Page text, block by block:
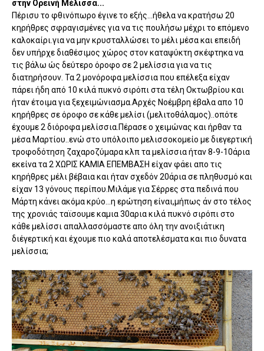
στην Ορεινή Μέλισσα...
Πέρισυ το φθινόπωρο έγινε το εξής...ήθελα να κρατήσω 20
κηρήθρες σφραγισμένες για να τις πουλήσω μέχρι το επόμενο
καλοκαίρι.για να μην κρυσταλλώσει το μέλι μέσα και επειδή
δεν υπήρχε διαθέσιμος χώρος στον καταψύκτη σκέφτηκα να
τις βάλω ώς δεύτερο όροφο σε 2 μελίσσια για να τις
διατηρήσουν. Τα 2 μονόροφα μελίσσια που επέλεξα είχαν
πάρει ήδη από 10 κιλά πυκνό σιρόπι στα τέλη Οκτωβρίου και
ήταν έτοιμα για ξεχειμώνιασμα.Αρχές Νοέμβρη έβαλα απο 10
κηρήθρες σε όροφο σε κάθε μελίσι (μελιτοθάλαμος)..οπότε
έχουμε 2 διόροφα μελίσσια.Πέρασε ο χειμώνας και ήρθαν τα
μέσα Μαρτίου..ενώ στο υπόλοιπο μελισσοκομείο με διεγερτική
τροφοδότηση ζαχαροζύμαρα κλπ τα μελίσσια ήταν 8-9-10άρια
εκείνα τα 2 ΧΩΡΙΣ ΚΑΜΙΑ ΕΠΕΜΒΑΣΗ είχαν φάει απο τις
κηρήθρες μέλι βέβαια και ήταν σχεδόν 20άρια σε πληθυσμό και
είχαν 13 γόνους περίπου.Μιλάμε για Σέρρες στα πεδινά που
Μάρτη κάνει ακόμα κρύο...η ερώτηση είναι,μήπως άν στο τέλος
της χρονιάς ταϊσουμε καμια 30αρια κιλά πυκνό σιρόπι στο
κάθε μελίσσι απαλλασσόμαστε απο όλη την ανοιξιάτικη
διέγερτική και έχουμε πιο καλά αποτελέσματα και πιο δυνατα
μελίσσια;